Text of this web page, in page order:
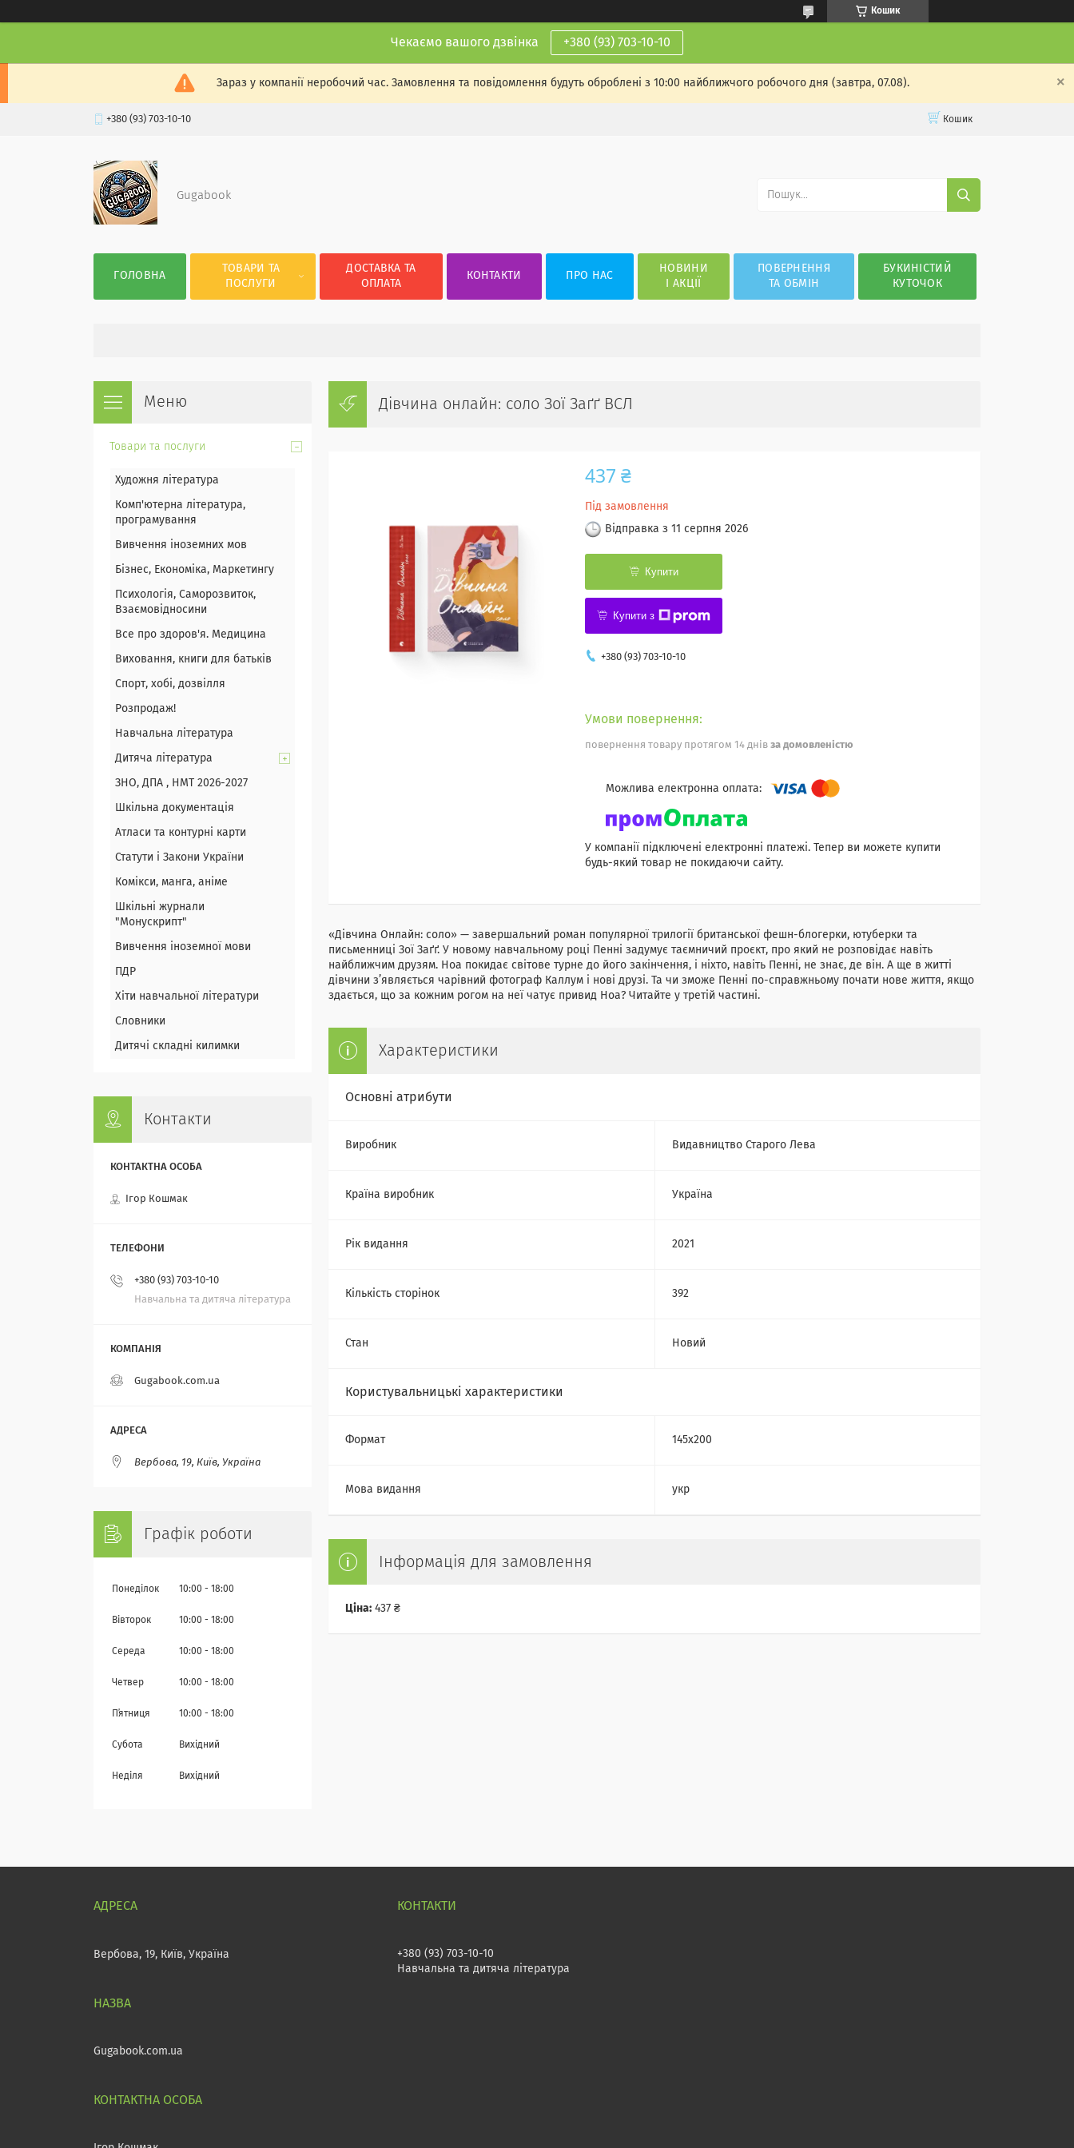
Кошик
Чекаємо вашого дзвінка +380 (93) 703-10-10
Зараз у компанії неробочий час. Замовлення та повідомлення будуть оброблені з 10:00 найближчого робочого дня (завтра, 07.08).
+380 (93) 703-10-10 Кошик
Gugabook
ГОЛОВНА
ТОВАРИ ТА
ПОСЛУГИ
ДОСТАВКА ТА
ОПЛАТА
КОНТАКТИ ПРО НАС
НОВИНИ
І АКЦІЇ
ПОВЕРНЕННЯ
ТА ОБМІН
БУКИНІСТИЙ
КУТОЧОК
Дівчина онлайн: соло Зої Заґґ ВСЛ
437 ₴
Під замовлення
Відправка з 11 серпня 2026
Купити
Купити з
+380 (93) 703-10-10
повернення товару протягом 14 днів за домовленістю
У компанії підключені електронні платежі. Тепер ви можете купити
будь-який товар не покидаючи сайту.
«Дівчина Онлайн: соло» — завершальний роман популярної трилогії британської фешн-блогерки, ютуберки та
письменниці Зої Заґґ. У новому навчальному році Пенні задумує таємничий проєкт, про який не розповідає навіть
найближчим друзям. Ноа покидає світове турне до його закінчення, і ніхто, навіть Пенні, не знає, де він. А ще в житті
дівчини з’являється чарівний фотограф Каллум і нові друзі. Та чи зможе Пенні по-справжньому почати нове життя, якщо
здається, що за кожним рогом на неї чатує привид Ноа? Читайте у третій частині.
Характеристики
Основні атрибути
Виробник Видавництво Старого Лева
Країна виробник Україна
Рік видання 2021
Кількість сторінок 392
Стан Новий
Користувальницькі характеристики
Формат 145х200
Мова видання укр
Інформація для замовлення
Ціна: 437 ₴
Товари та послуги
Художня література
Комп'ютерна література,
програмування
Вивчення іноземних мов
Бізнес, Економіка, Маркетингу
Психологія, Саморозвиток,
Взаємовідносини
Все про здоров'я. Медицина
Виховання, книги для батьків
Спорт, хобі, дозвілля
Розпродаж!
Навчальна література
Дитяча література
ЗНО, ДПА , НМТ 2026-2027
Шкільна документація
Атласи та контурні карти
Статути і Закони України
Комікси, манга, аніме
Шкільні журнали
"Монускрипт"
Вивчення іноземної мови
ПДР
Хіти навчальної літератури
Словники
Дитячі складні килимки
Контакти
Ігор Кошмак
+380 (93) 703-10-10
Навчальна та дитяча література
Gugabook.com.ua
Вербова, 19, Київ, Україна
Графік роботи
Понеділок 10:00 18:00
Вівторок 10:00 18:00
Середа 10:00 18:00
Четвер 10:00 18:00
Пʼятниця 10:00 18:00
Субота Вихідний
Неділя Вихідний
Вербова, 19, Київ, Україна
Gugabook.com.ua
+380 (93) 703-10-10
Навчальна та дитяча література